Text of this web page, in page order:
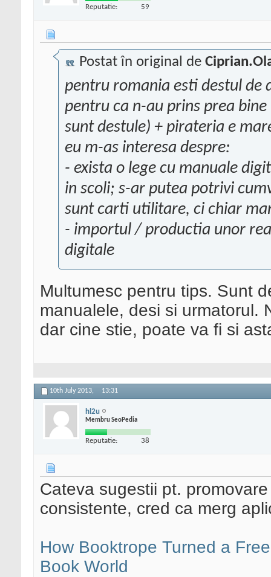
Reputatie: 59
Postat în original de
pentru romania esti destul de
pentru ca n-au prins prea
sunt destule) + pirateria e
eu m-as interesa despre:
- exista o lege cu manuale
in scoli; s-ar putea potrivi
sunt carti utilitare, ci chiar
- importul / productia unor
digitale
Multumesc pentru tips. Sunt
manualele, desi si urmatorul.
dar cine stie, poate va fi si
10th July 2013, 13:31
hl2u
Membru SeoPedia
Reputatie: 38
Cateva sugestii pt.
consistente, cred ca merg
How Booktrope Turned a
Book World